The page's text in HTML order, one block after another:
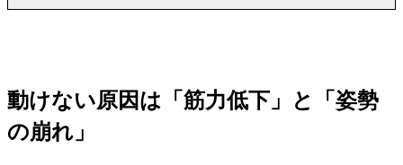
動けない原因は「筋力低下」と「姿勢
の崩れ」